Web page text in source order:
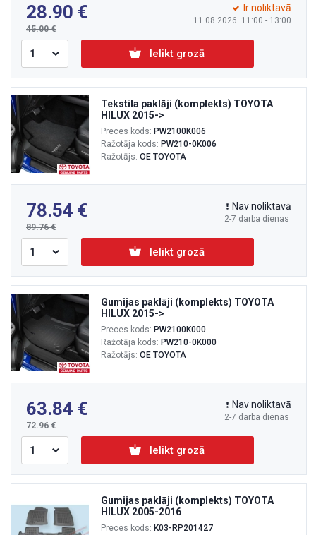
28.90
45.00
11.08.2026 11:00 - 13:00
Ir noliktavā
Ielikt grozā
Tekstila paklāji (komplekts) TOYOTA
HILUX 2015->
Preces kods: PW2100K006
Ražotāja kods: PW210-0K006
Ražotājs: OE TOYOTA
78.54
89.76
2-7 darba dienas
Nav noliktavā
Ielikt grozā
Gumijas paklāji (komplekts) TOYOTA
HILUX 2015->
Preces kods: PW2100K000
Ražotāja kods: PW210-0K000
Ražotājs: OE TOYOTA
63.84
72.96
2-7 darba dienas
Nav noliktavā
Ielikt grozā
Gumijas paklāji (komplekts) TOYOTA
HILUX 2005-2016
Preces kods: K03-RP201427